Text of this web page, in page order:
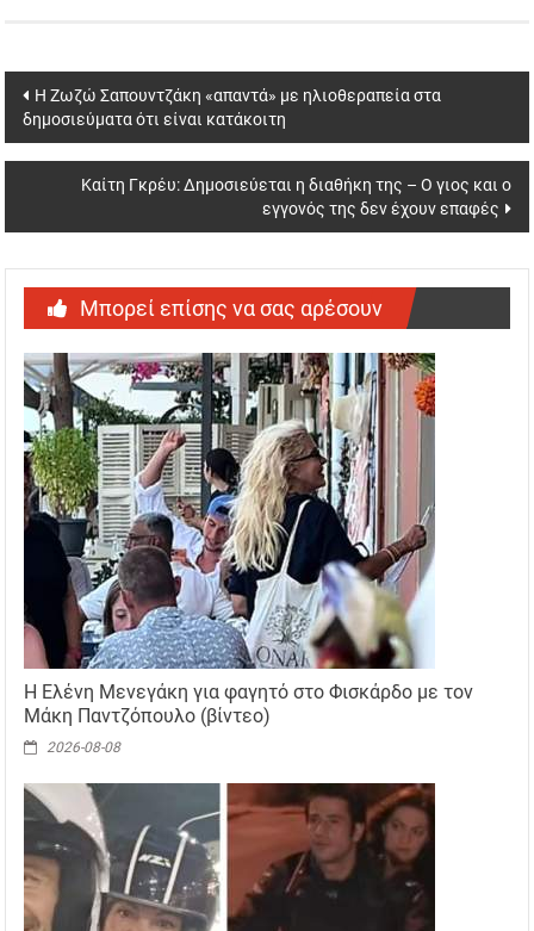
Post
navigation
Η Ζωζώ Σαπουντζάκη «απαντά» με ηλιοθεραπεία στα
δημοσιεύματα ότι είναι κατάκοιτη
Καίτη Γκρέυ: Δημοσιεύεται η διαθήκη της – Ο γιος και ο
εγγονός της δεν έχουν επαφές
Μπορεί επίσης να σας αρέσουν
Η Ελένη Μενεγάκη για φαγητό στο Φισκάρδο με τον
Μάκη Παντζόπουλο (βίντεο)
2026-08-08